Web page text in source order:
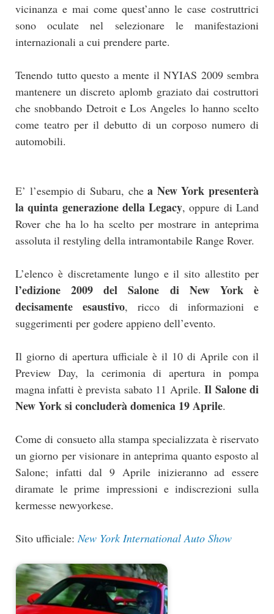
vicinanza e mai come quest’anno le case costruttrici
sono oculate nel selezionare le manifestazioni
internazionali a cui prendere parte.
Tenendo tutto questo a mente il NYIAS 2009 sembra
mantenere un discreto aplomb graziato dai costruttori
che snobbando Detroit e Los Angeles lo hanno scelto
come teatro per il debutto di un corposo numero di
automobili.
E’ l’esempio di Subaru, chea New York presenterà
la quinta generazione della Legacy, oppure di Land
Rover che ha lo ha scelto per mostrare in anteprima
assoluta il restyling della intramontabile Range Rover.
L’elenco è discretamente lungo e il sito allestito per
l’edizione 2009 del Salone di New York è
decisamente esaustivo, ricco di informazioni e
suggerimenti per godere appieno dell’evento.
Il giorno di apertura ufficiale è il 10 di Aprile con il
Preview Day, la cerimonia di apertura in pompa
magna infatti è prevista sabato 11 Aprile.Il Salone di
New York si concluderà domenica 19 Aprile.
Come di consueto alla stampa specializzata è riservato
un giorno per visionare in anteprima quanto esposto al
Salone; infatti dal 9 Aprile inizieranno ad essere
diramate le prime impressioni e indiscrezioni sulla
kermesse newyorkese.
Sito ufficiale: New York International Auto Show